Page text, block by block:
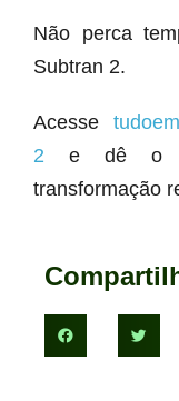
Não perca
Subtran 2.
Acesse
2 e dê o
transformação